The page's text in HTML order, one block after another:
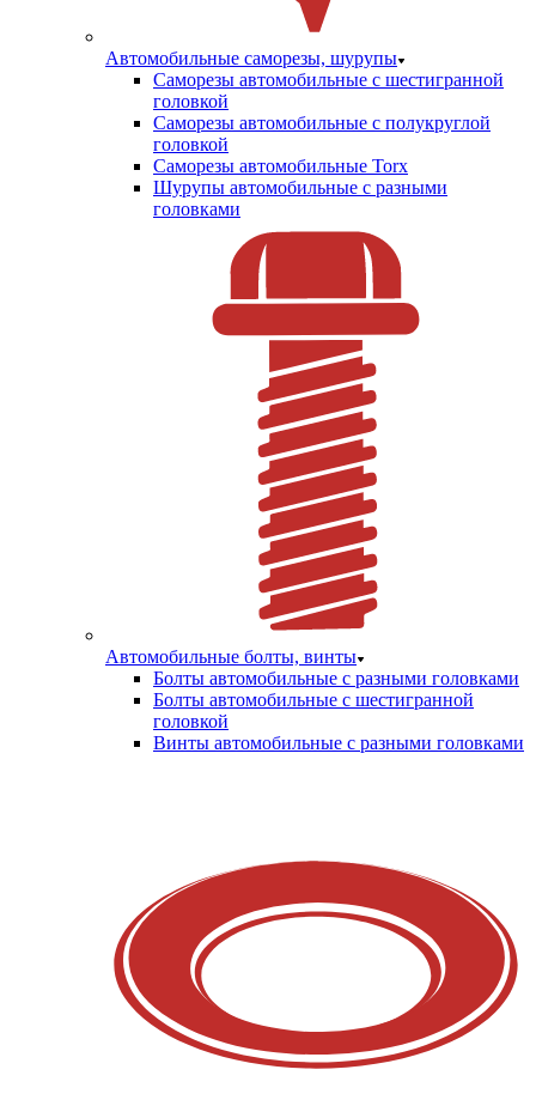
Автомобильные саморезы, шурупы
Саморезы автомобильные с шестигранной
головкой
Саморезы автомобильные с полукруглой
головкой
Саморезы автомобильные Torx
Шурупы автомобильные с разными
головками
Автомобильные болты, винты
Болты автомобильные с разными головками
Болты автомобильные с шестигранной
головкой
Винты автомобильные с разными головками